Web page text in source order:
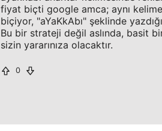
fiyat biçti google amca; aynı
biçiyor, "aYaKkAbı" şeklinde
Bu bir strateji değil aslında, basit
sizin yararınıza olacaktır.
0